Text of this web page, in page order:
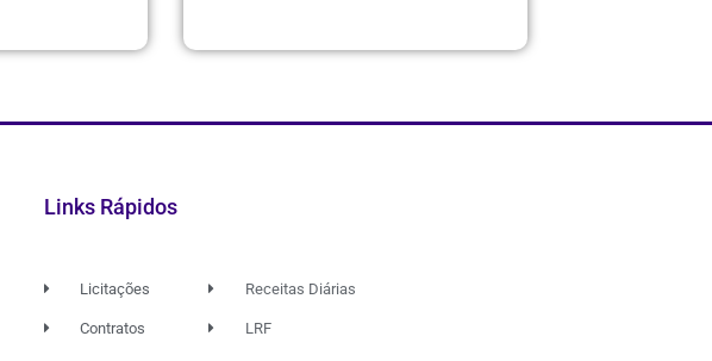
Links Rápidos
Licitações
Contratos
Receitas Diárias
LRF